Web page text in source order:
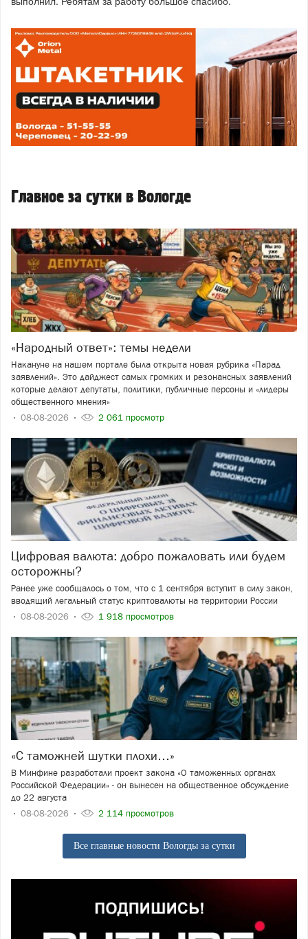
Главное за сутки в Вологде
«Народный ответ»: темы недели
Накануне на нашем портале была открыта новая рубрика «Парад
заявлений». Это дайджест самых громких и резонансных заявлений
которые делают депутаты, политики, публичные персоны и «лидеры
общественного мнения»
08-08-2026
2 061 просмотр
Цифровая валюта: добро пожаловать или будем
осторожны?
Ранее уже сообщалось о том, что с 1 сентября вступит в силу закон,
вводящий легальный статус криптовалюты на территории России
08-08-2026
1 918 просмотров
«С таможней шутки плохи…»
В Минфине разработали проект закона «О таможенных органах
Российской Федерации» - он вынесен на общественное обсуждение
до 22 августа
08-08-2026
2 114 просмотров
Все главные новости Вологды за сутки